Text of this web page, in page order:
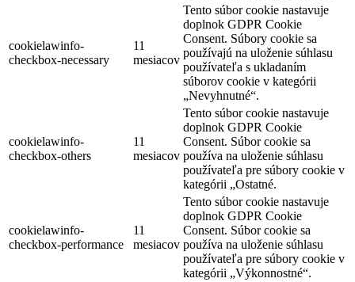
cookielawinfo-
checkbox-necessary
11
mesiacov
Tento súbor cookie nastavuje
doplnok GDPR Cookie
Consent. Súbory cookie sa
používajú na uloženie súhlasu
používateľa s ukladaním
súborov cookie v kategórii
„Nevyhnutné“.
cookielawinfo-
checkbox-others
11
mesiacov
Tento súbor cookie nastavuje
doplnok GDPR Cookie
Consent. Súbor cookie sa
používa na uloženie súhlasu
používateľa pre súbory cookie v
kategórii „Ostatné.
cookielawinfo-
checkbox-performance
11
mesiacov
Tento súbor cookie nastavuje
doplnok GDPR Cookie
Consent. Súbor cookie sa
používa na uloženie súhlasu
používateľa pre súbory cookie v
kategórii „Výkonnostné“.